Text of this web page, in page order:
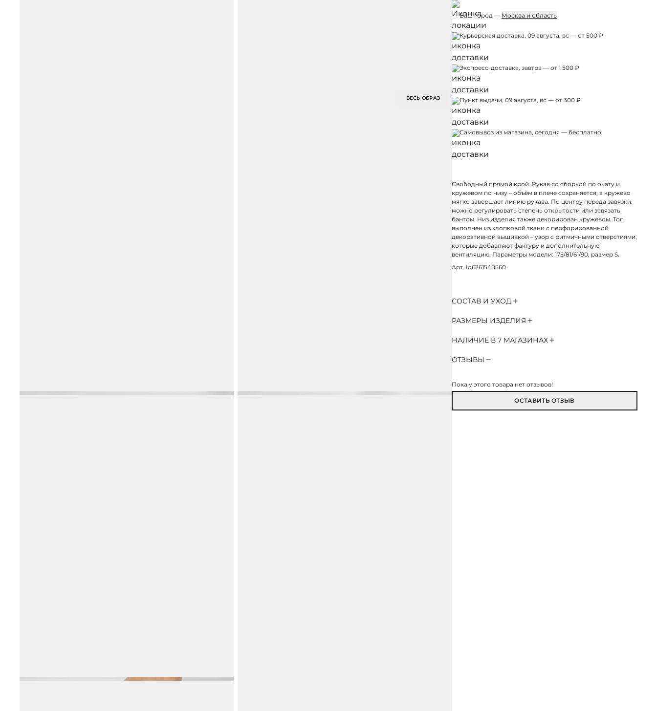
ВЕСЬ ОБРАЗ
Ваш город — Москва и область
Курьерская доставка, 09 августа, вс — от 500 ₽
Экспресс-доставка, завтра — от 1 500 ₽
Пункт выдачи, 09 августа, вс — от 300 ₽
Самовывоз из магазина, сегодня — бесплатно
Свободный прямой крой. Рукав со сборкой по окату и
кружевом по низу – объём в плече сохраняется, а кружево
мягко завершает линию рукава. По центру переда завязки:
можно регулировать степень открытости или завязать
бантом. Низ изделия также декорирован кружевом. Топ
выполнен из хлопковой ткани с перфорированной
декоративной вышивкой – узор с ритмичными отверстиями,
которые добавляют фактуру и дополнительную
вентиляцию. Параметры модели: 175/81/61/90, размер S.
Арт. Id6261548560
СОСТАВ И УХОД
РАЗМЕРЫ ИЗДЕЛИЯ
НАЛИЧИЕ В 7 МАГАЗИНАХ
ОТЗЫВЫ
Пока у этого товара нет отзывов!
ОСТАВИТЬ ОТЗЫВ